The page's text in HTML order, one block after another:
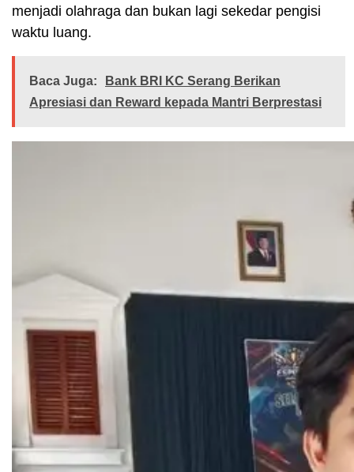
menjadi olahraga dan bukan lagi sekedar pengisi
waktu luang.
Baca Juga:
Bank BRI KC Serang Berikan
Apresiasi dan Reward kepada Mantri Berprestasi